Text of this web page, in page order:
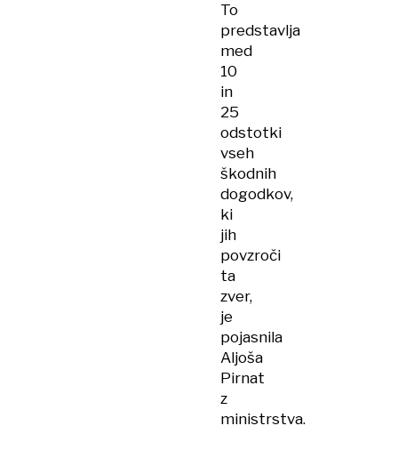
To
predstavlja
med
10
in
25
odstotki
vseh
škodnih
dogodkov,
ki
jih
povzroči
ta
zver,
je
pojasnila
Aljoša
Pirnat
z
ministrstva.